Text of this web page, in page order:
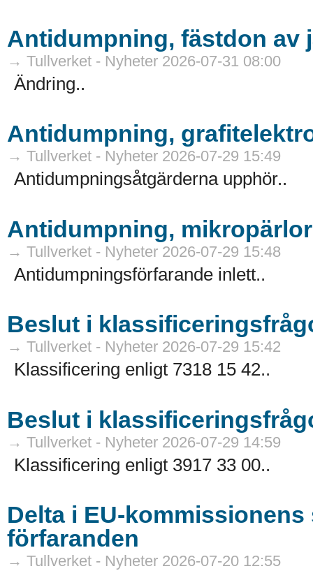
→ Tullverket - Nyheter 2026-07-31 08:00
Ändring..
Antidumpning,
→ Tullverket - Nyheter 2026-07-29 15:49
Antidumpningsåtgärderna upphör..
Antidumpning,
→ Tullverket - Nyheter 2026-07-29 15:48
Antidumpningsförfarande inlett..
Beslut i
→ Tullverket - Nyheter 2026-07-29 15:42
Klassificering enligt 7318 15 42..
Beslut i
→ Tullverket - Nyheter 2026-07-29 14:59
Klassificering enligt 3917 33 00..
Delta i EU-
förfaranden
→ Tullverket - Nyheter 2026-07-20 12:55